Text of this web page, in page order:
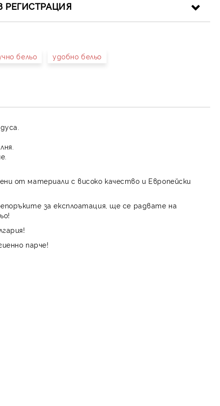
РЕГИСТРАЦИЯ
бельо удобно бельо
от материали с високо качество и Европейски
за експлоатация, ще се радвате на
парче!